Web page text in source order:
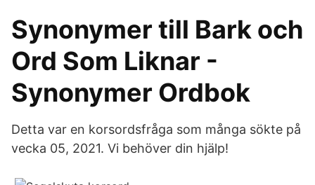
Synonymer till Bark och
Ord Som Liknar -
Synonymer Ordbok
Detta var en korsordsfråga som många sökte på
vecka 05, 2021. Vi behöver din hjälp!